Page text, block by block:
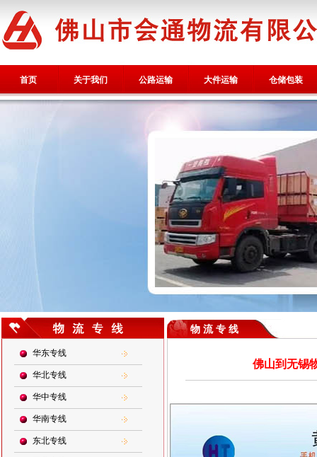
首页 关于我们 公路运输 大件运输 仓储包装
华东专线
华北专线
华中专线
华南专线
东北专线
物 流 专 线
佛山到无锡